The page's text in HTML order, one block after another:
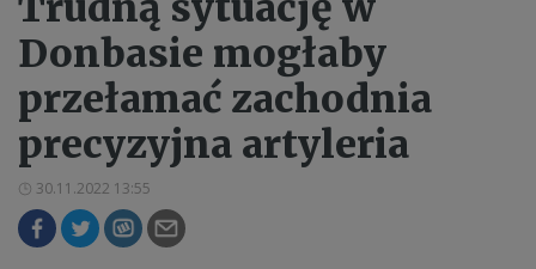
Donbasie mogłaby
przełamać zachodnia
precyzyjna artyleria
30.11.2022 13:55